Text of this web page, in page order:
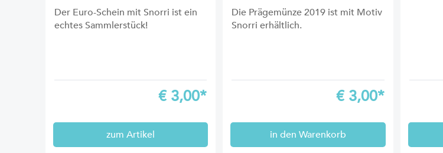
Der Euro-Schein mit Snorri ist ein
echtes Sammlerstück!
€ 3,00*
zum Artikel
Die Prägemünze 2019 ist mit Motiv
Snorri erhältlich.
€ 3,00*
in den Warenkorb